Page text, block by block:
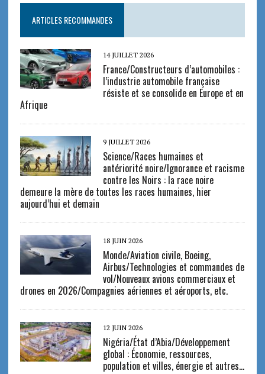
ARTICLES RECOMMANDES
14 JUILLET 2026
France/Constructeurs d’automobiles :
l’industrie automobile française
résiste et se consolide en Europe et en
Afrique
9 JUILLET 2026
Science/Races humaines et
antériorité noire/Ignorance et racisme
contre les Noirs : la race noire
demeure la mère de toutes les races humaines, hier
aujourd’hui et demain
18 JUIN 2026
Monde/Aviation civile, Boeing,
Airbus/Technologies et commandes de
vol/Nouveaux avions commerciaux et
drones en 2026/Compagnies aériennes et aéroports, etc.
12 JUIN 2026
Nigéria/État d’Abia/Développement
global : Économie, ressources,
population et villes, énergie et autres…